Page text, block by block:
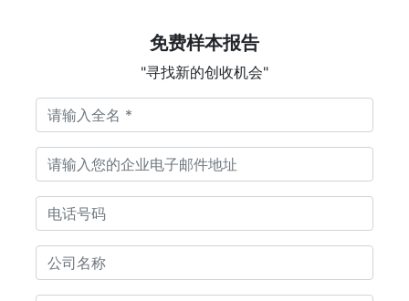
免费样本报告
"寻找新的创收机会"